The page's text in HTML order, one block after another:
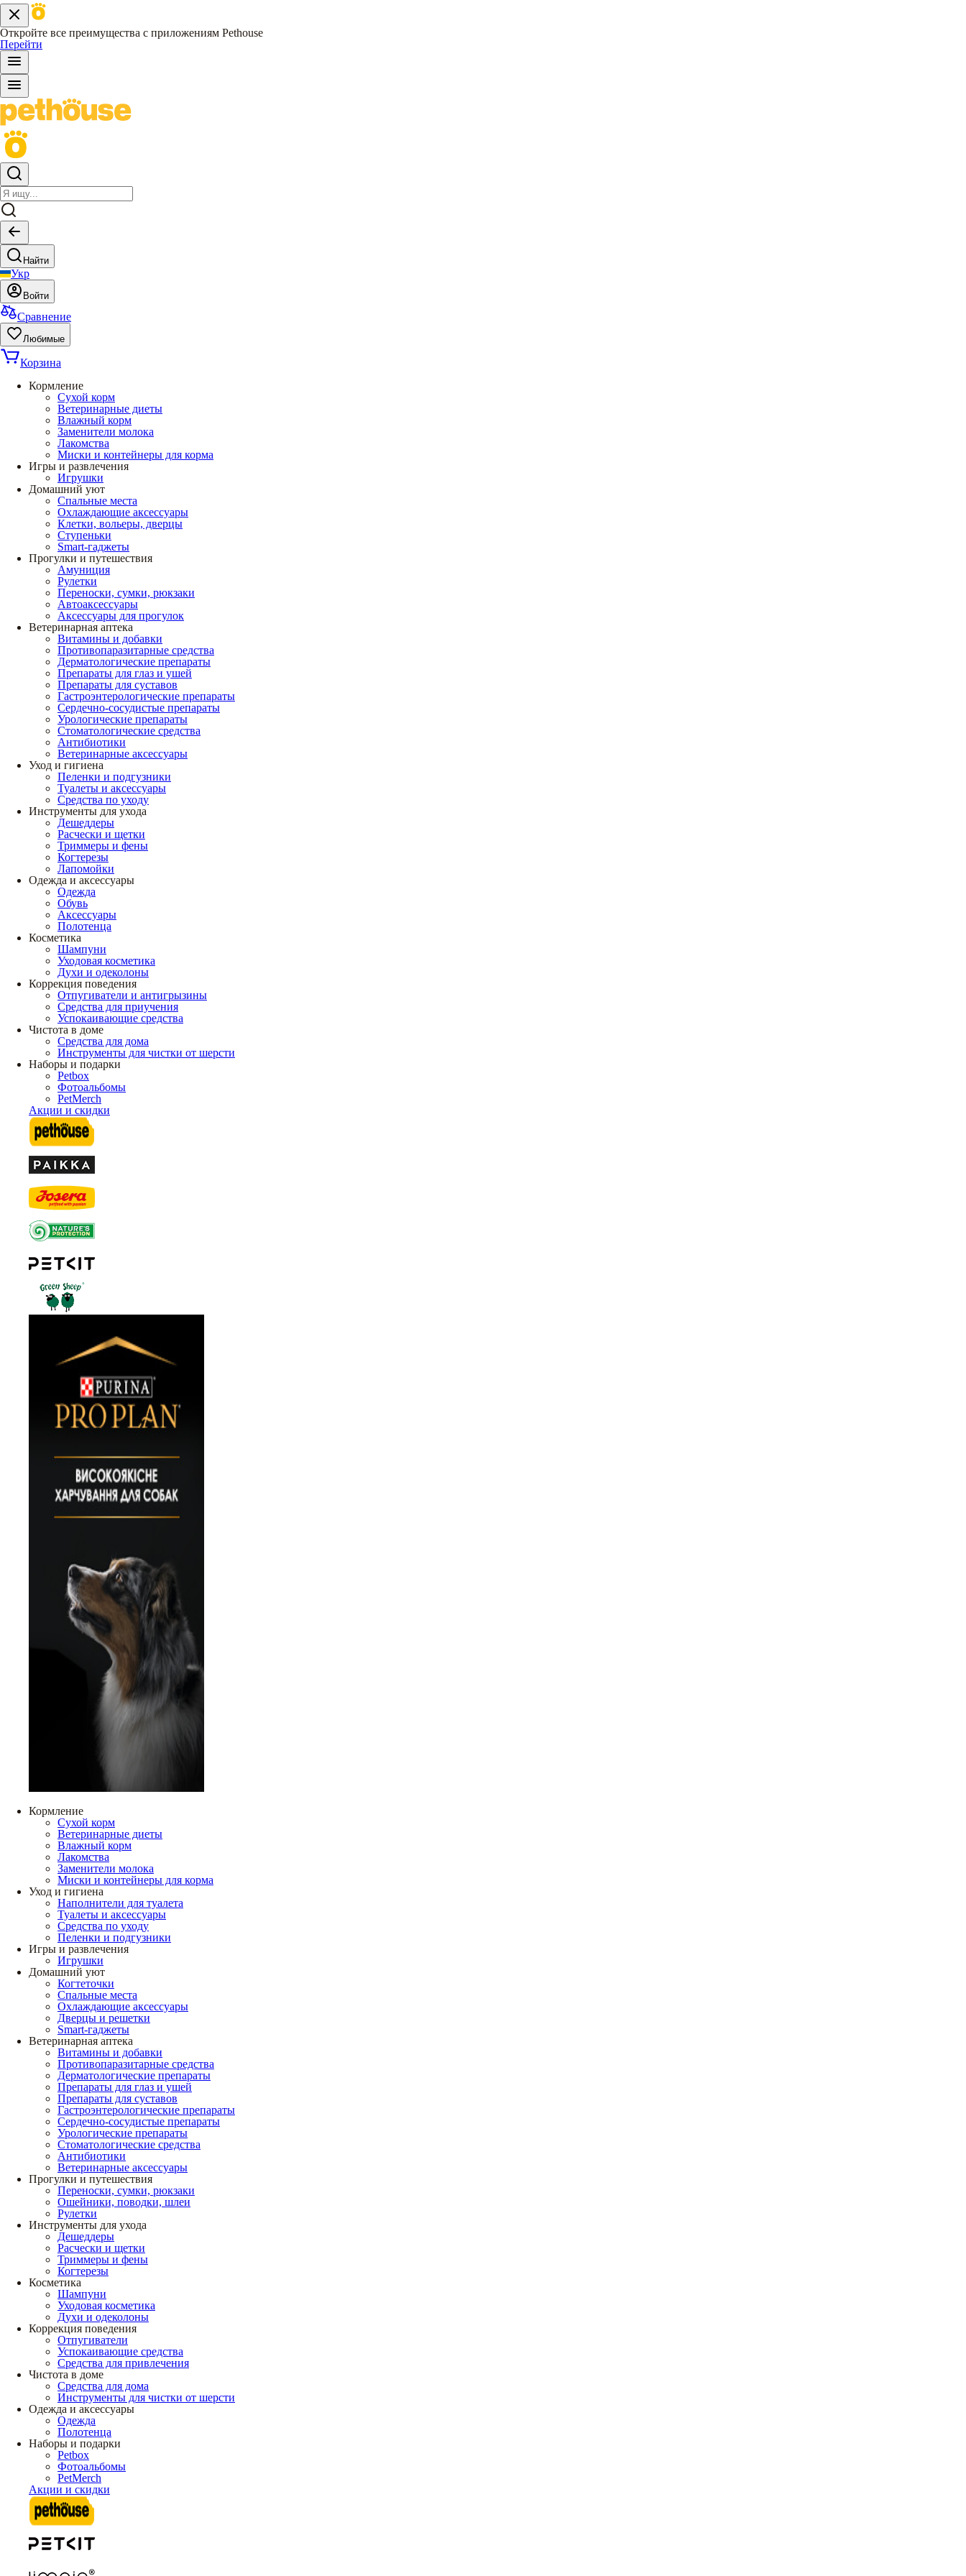
Откройте все преимущества с приложениям Pethouse
Перейти
Найти
Укр
Войти
Сравнение
Любимые
Корзина
Кормление
Сухой корм
Ветеринарные диеты
Влажный корм
Заменители молока
Лакомства
Миски и контейнеры для корма
Игры и развлечения
Игрушки
Домашний уют
Спальные места
Охлаждающие аксессуары
Клетки, вольеры, дверцы
Ступеньки
Smart-гаджеты
Прогулки и путешествия
Амуниция
Рулетки
Переноски, сумки, рюкзаки
Автоаксессуары
Аксессуары для прогулок
Ветеринарная аптека
Витамины и добавки
Противопаразитарные средства
Дерматологические препараты
Препараты для глаз и ушей
Препараты для суставов
Гастроэнтерологические препараты
Сердечно-сосудистые препараты
Урологические препараты
Стоматологические средства
Антибиотики
Ветеринарные аксессуары
Уход и гигиена
Пеленки и подгузники
Туалеты и аксессуары
Средства по уходу
Инструменты для ухода
Дешеддеры
Расчески и щетки
Триммеры и фены
Когтерезы
Лапомойки
Одежда и аксессуары
Одежда
Обувь
Аксессуары
Полотенца
Косметика
Шампуни
Уходовая косметика
Духи и одеколоны
Коррекция поведения
Отпугиватели и антигрызины
Средства для приучения
Успокаивающие средства
Чистота в доме
Средства для дома
Инструменты для чистки от шерсти
Наборы и подарки
Petbox
Фотоальбомы
PetMerch
Акции и скидки
Кормление
Сухой корм
Ветеринарные диеты
Влажный корм
Лакомства
Заменители молока
Миски и контейнеры для корма
Уход и гигиена
Наполнители для туалета
Туалеты и аксессуары
Средства по уходу
Пеленки и подгузники
Игры и развлечения
Игрушки
Домашний уют
Когтеточки
Спальные места
Охлаждающие аксессуары
Дверцы и решетки
Smart-гаджеты
Ветеринарная аптека
Витамины и добавки
Противопаразитарные средства
Дерматологические препараты
Препараты для глаз и ушей
Препараты для суставов
Гастроэнтерологические препараты
Сердечно-сосудистые препараты
Урологические препараты
Стоматологические средства
Антибиотики
Ветеринарные аксессуары
Прогулки и путешествия
Переноски, сумки, рюкзаки
Ошейники, поводки, шлеи
Рулетки
Инструменты для ухода
Дешеддеры
Расчески и щетки
Триммеры и фены
Когтерезы
Косметика
Шампуни
Уходовая косметика
Духи и одеколоны
Коррекция поведения
Отпугиватели
Успокаивающие средства
Средства для привлечения
Чистота в доме
Средства для дома
Инструменты для чистки от шерсти
Одежда и аксессуары
Одежда
Полотенца
Наборы и подарки
Petbox
Фотоальбомы
PetMerch
Акции и скидки